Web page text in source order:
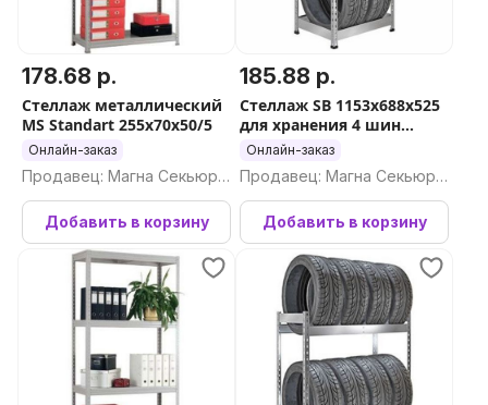
178.68 р.
Стеллаж металлический
MS Standart 255х70х50/5
Онлайн-заказ
Продавец: Магна Секьюри
ти ООО
Добавить в корзину
185.88 р.
Стеллаж SB 1153х688х525
для хранения 4 шин
оцинкованный
Онлайн-заказ
Продавец: Магна Секьюри
ти ООО
Добавить в корзину